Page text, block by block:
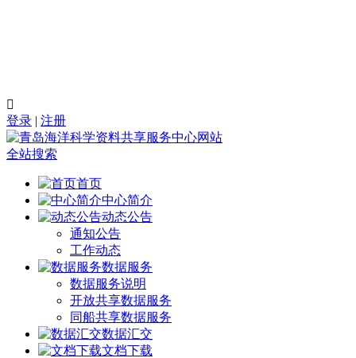

登录 | 注册
全站搜索
首页
中心简介
动态公告
通知公告
工作动态
数据服务
数据服务说明
开放共享数据服务
同船共享数据服务
数据汇交
文档下载